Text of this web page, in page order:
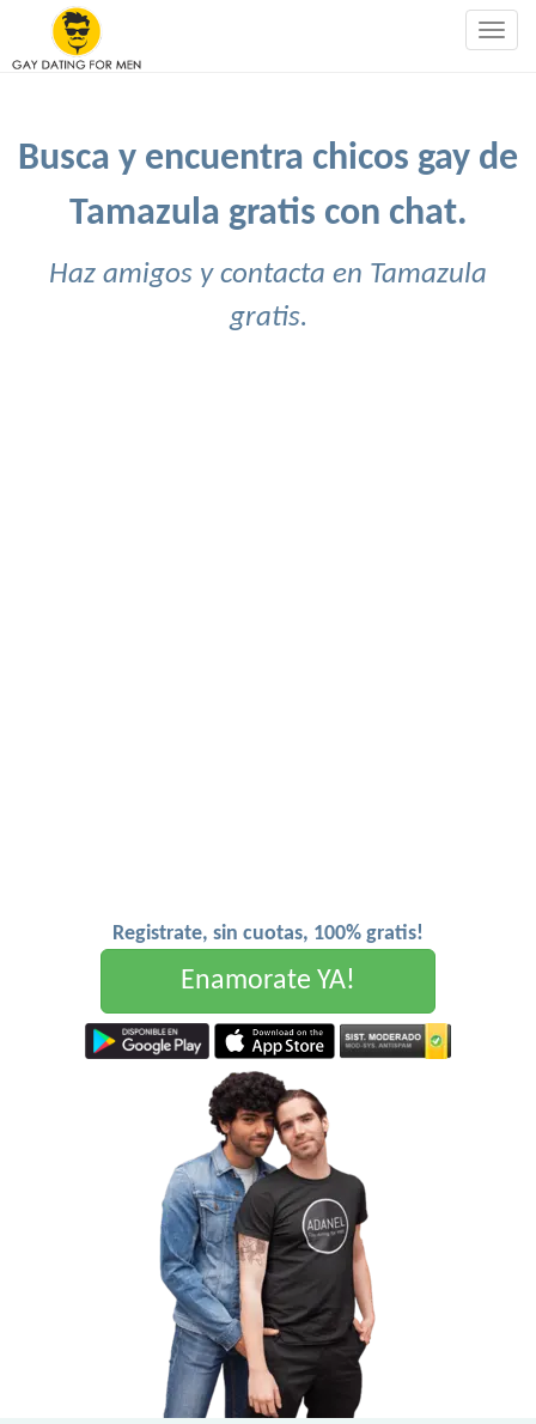
Busca y encuentra chicos gay de
Tamazula gratis con chat.
Haz amigos y contacta en Tamazula
gratis.
Registrate, sin cuotas, 100% gratis!
Enamorate YA!